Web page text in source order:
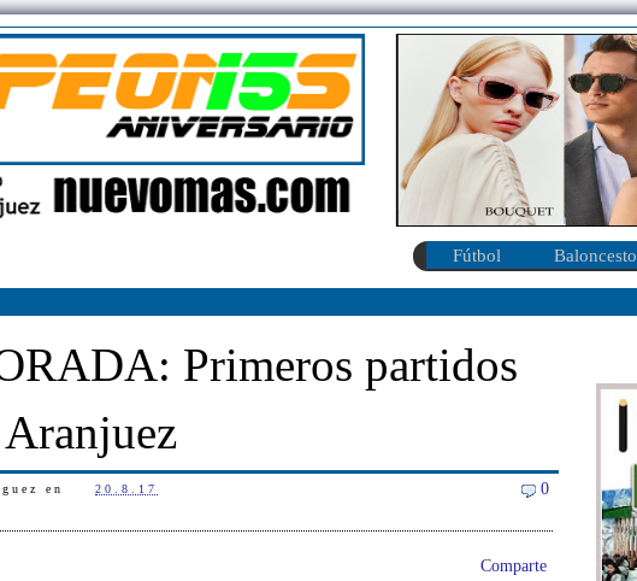
Fútbol Baloncesto
Primeros partidos
en 20.8.17 0
Comparte